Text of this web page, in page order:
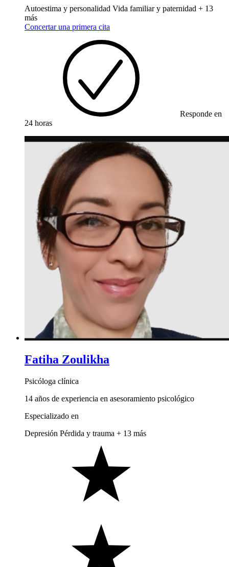
Autoestima y personalidad Vida familiar y paternidad + 13
más
Concertar una primera cita
Responde en
24 horas
Fatiha Zoulikha
Psicóloga clínica
14 años de experiencia en asesoramiento psicológico
Especializado en
Depresión Pérdida y trauma + 13 más